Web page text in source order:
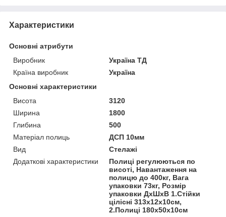
Характеристики
Основні атрибути
Виробник
Україна ТД
Країна виробник
Україна
Основні характеристики
Висота
3120
Ширина
1800
Глибина
500
Матеріал полиць
ДСП 10мм
Вид
Стелажі
Додаткові характеристики
Полиці регулюються по
висоті, Навантаження на
полицю до 400кг, Вага
упаковки 73кг, Розмір
упаковки ДхШхВ 1.Стійки
цілісні 313х12х10см,
2.Полиці 180х50х10см